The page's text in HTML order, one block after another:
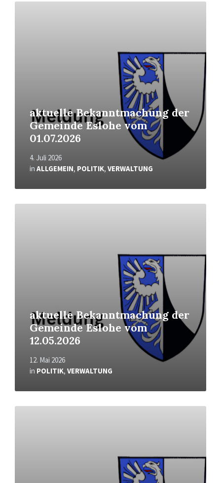
aktuelle Bekanntmachung der
Gemeinde Eslohe vom
01.07.2026
4. Juli 2026
in ALLGEMEIN, POLITIK, VERWALTUNG
Mehr
aktuelle Bekanntmachung der
Gemeinde Eslohe vom
12.05.2026
12. Mai 2026
in POLITIK, VERWALTUNG
Mehr
Mehr